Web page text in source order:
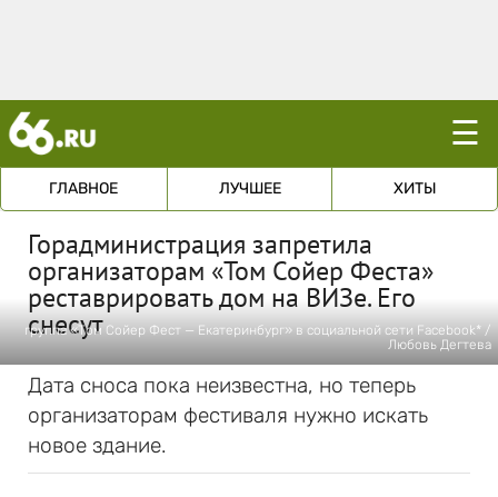
☰
ГЛАВНОЕ ЛУЧШЕЕ ХИТЫ
Горадминистрация запретила
организаторам «Том Сойер Феста»
реставрировать дом на ВИЗе. Его
снесут
группа «Том Сойер Фест — Екатеринбург» в социальной сети Facebook* /
Любовь Дегтева
Дата сноса пока неизвестна, но теперь
организаторам фестиваля нужно искать
новое здание.